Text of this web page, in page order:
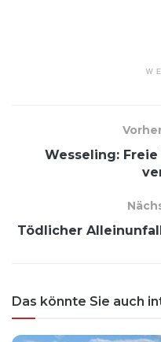
Wesseling:
Tödlicher
Das könnte Sie auch